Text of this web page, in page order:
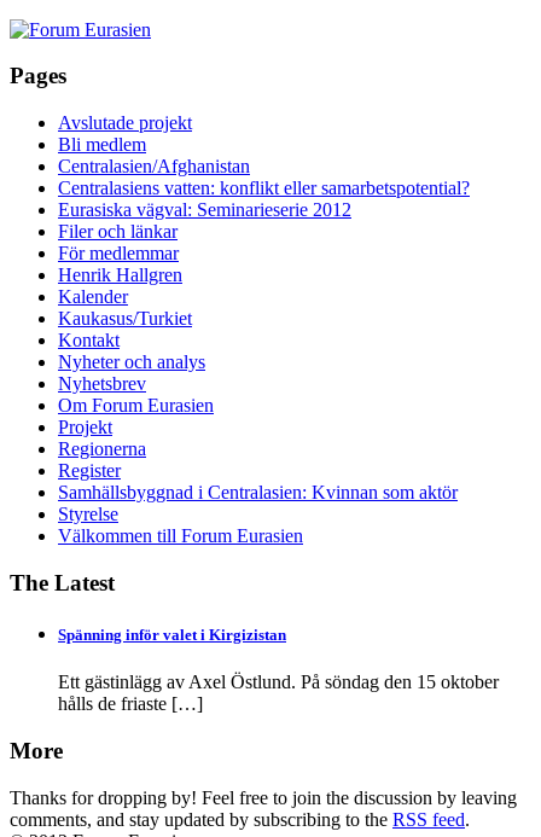
Pages
Avslutade projekt
Bli medlem
Centralasien/Afghanistan
Centralasiens vatten: konflikt eller samarbetspotential?
Eurasiska vägval: Seminarieserie 2012
Filer och länkar
För medlemmar
Henrik Hallgren
Kalender
Kaukasus/Turkiet
Kontakt
Nyheter och analys
Nyhetsbrev
Om Forum Eurasien
Projekt
Regionerna
Register
Samhällsbyggnad i Centralasien: Kvinnan som aktör
Styrelse
Välkommen till Forum Eurasien
The Latest
Spänning inför valet i Kirgizistan
Ett gästinlägg av Axel Östlund. På söndag den 15 oktober
hålls de friaste […]
More
Thanks for dropping by! Feel free to join the discussion by leaving
comments, and stay updated by subscribing to the RSS feed.